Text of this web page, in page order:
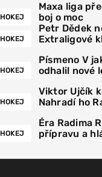
HOKEJ
Maxa liga
boj o moc
HOKEJ
Petr Dědek
Extraligové
HOKEJ
Písmeno V
odhalil nové
HOKEJ
Viktor Ujčík
Nahradí ho
HOKEJ
Éra Radima
přípravu a